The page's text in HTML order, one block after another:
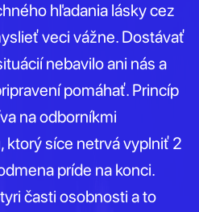
hľadania lásky cez
veci vážne. Dostávať
nebavilo ani nás a
pomáhať. Princíp
na odborníkmi
síce netrvá vyplniť 2
príde na konci.
časti osobnosti a to